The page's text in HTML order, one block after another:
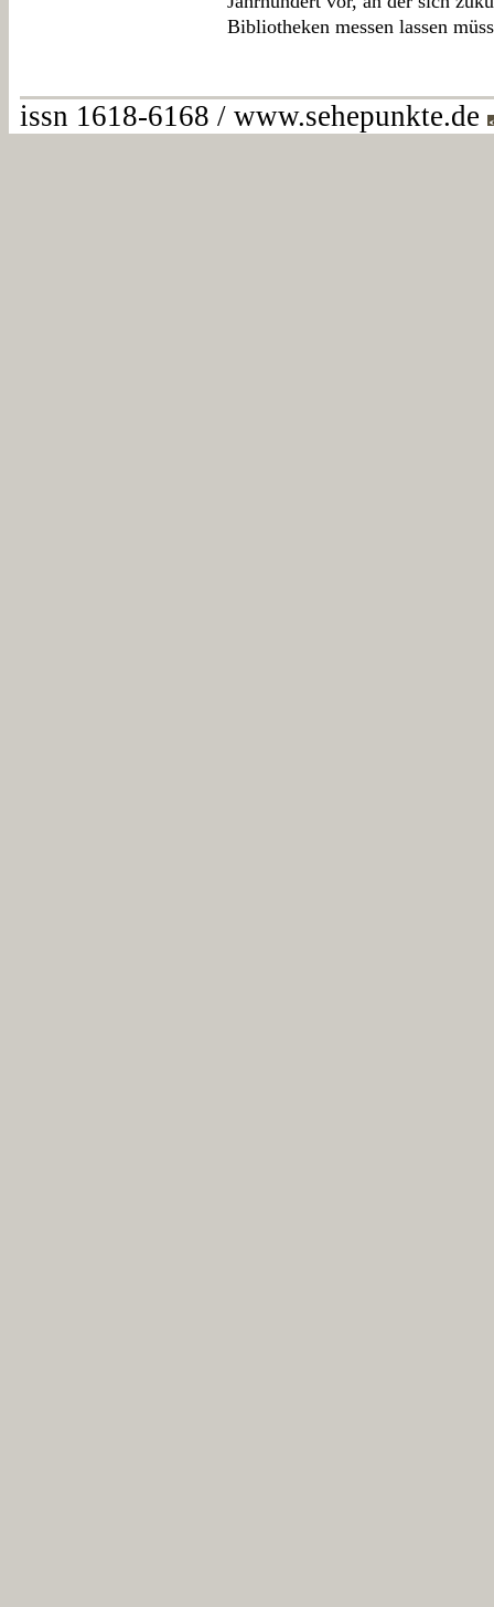
Bibliotheken messen lassen
issn 1618-6168 / www.sehepunkte.de